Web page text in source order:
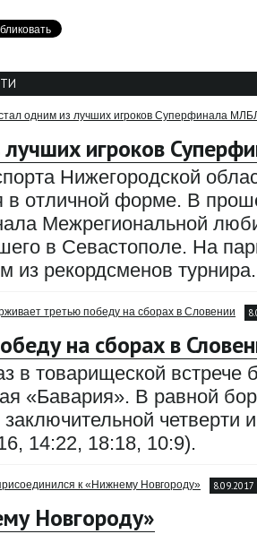
лучших игроков
Нижегородской
в отличной форме. В
Межрегиональной
в Севастополе. На
из рекордсменов турнира.
на сборах в
в товарищеской
«Бавария». В равной
четверти
14:22, 18:18, 10:9).
8.09.2017
Новгороду»